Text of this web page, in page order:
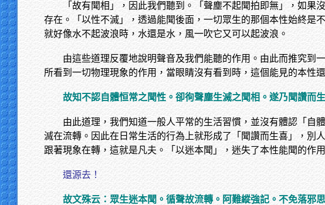
「故有聞相」，因此我們聽到。「聲塵不起聞拍即無」，如
存在。「以性不滅」，透過能聞後面，一切眾生的那個本性始終是
就好像水不起波浪時，水還是水，風一吹它又可以起波浪。
由這些道理反覆地說明聲音及我們能聽的作用。由此而推究到
所看到一切物理現象的作用，當眼睛沒有看到時，這個能見的本性
故知不認自體恒常之聞性。卻徇聲塵生滅之聞相。遂乃聞讚而
由此道理，我們知道一般人平常的生活習慣，並沒有體認「自
滅在流轉。因此在日常生活的行為上就形成了「聞讚而生喜」，別
跟著現象在轉，這就是凡夫。「以迷本聞」，迷失了本性能聞的作
還源去！
故文殊云：眾生迷本聞。循聲故流轉。阿難縱強記。不免落邪